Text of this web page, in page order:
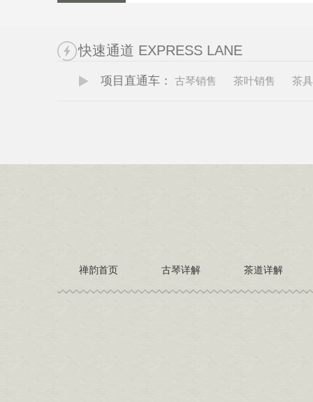
快速通道 EXPRESS LANE
项目直通车： 古琴销售 茶叶销售 茶
禅韵首页 古琴详解 茶道详解